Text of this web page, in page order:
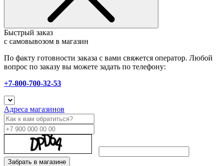
Быстрый заказ
с самовывозом в магазин
По факту готовности заказа с вами свяжется оператор. Любой
вопрос по заказу вы можете задать по телефону:
+7-800-700-32-53
Адреса магазинов
Забрать в магазине